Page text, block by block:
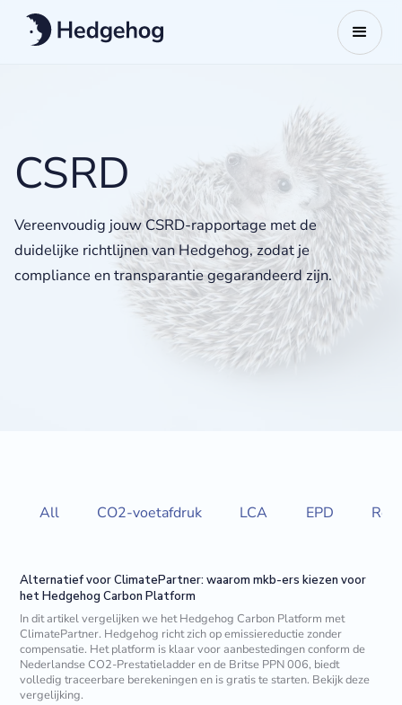
CSRD
Vereenvoudig jouw CSRD-rapportage met de
duidelijke richtlijnen van Hedgehog, zodat je
compliance en transparantie gegarandeerd zijn.
All CO2-voetafdruk LCA EPD
Alternatief voor ClimatePartner: waarom mkb-ers kiezen voor
het Hedgehog Carbon Platform
In dit artikel vergelijken we het Hedgehog Carbon Platform met
ClimatePartner. Hedgehog richt zich op emissiereductie zonder
compensatie. Het platform is klaar voor aanbestedingen conform de
Nederlandse CO2-Prestatieladder en de Britse PPN 006, biedt
volledig traceerbare berekeningen en is gratis te starten. Bekijk deze
vergelijking.